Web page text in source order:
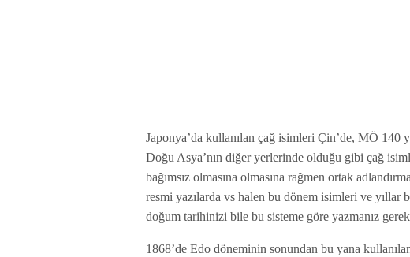
Japonya’da kullanılan çağ isimleri Çin’de, MÖ 140
Doğu Asya’nın diğer yerlerinde olduğu gibi çağ
bağımsız olmasına olmasına rağmen ortak
resmi yazılarda vs halen bu dönem isimleri ve yıllar
doğum tarihinizi bile bu sisteme göre yazmanız
1868’de Edo döneminin sonundan bu yana